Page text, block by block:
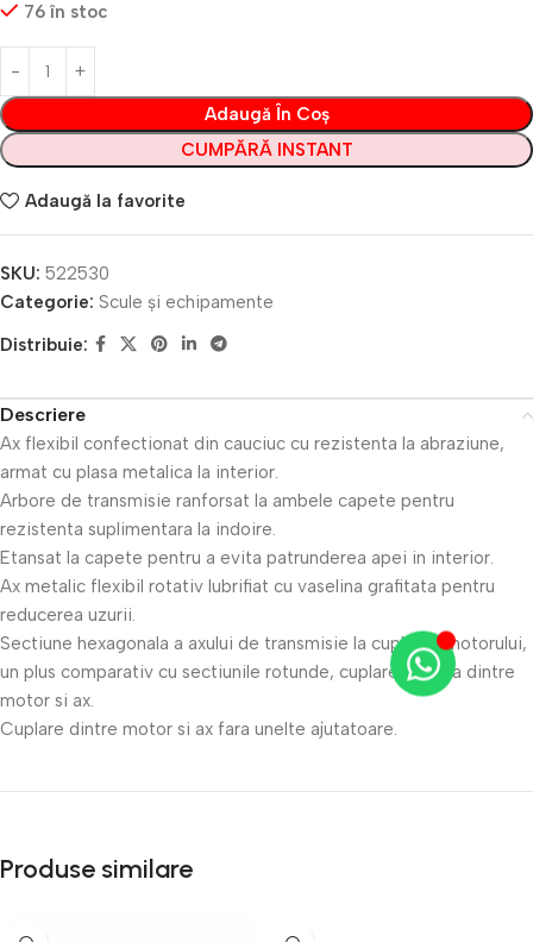
76 în stoc
Adaugă În Coș
CUMPĂRĂ INSTANT
Adaugă la favorite
SKU: 522530
Categorie: Scule și echipamente
Distribuie:
Descriere
Ax flexibil confectionat din cauciuc cu rezistenta la abraziune,
armat cu plasa metalica la interior.
Arbore de transmisie ranforsat la ambele capete pentru
rezistenta suplimentara la indoire.
Etansat la capete pentru a evita patrunderea apei in interior.
Ax metalic flexibil rotativ lubrifiat cu vaselina grafitata pentru
reducerea uzurii.
Sectiune hexagonala a axului de transmisie la cuplarea motorului,
un plus comparativ cu sectiunile rotunde, cuplarea ferma dintre
motor si ax.
Cuplare dintre motor si ax fara unelte ajutatoare.
Produse similare